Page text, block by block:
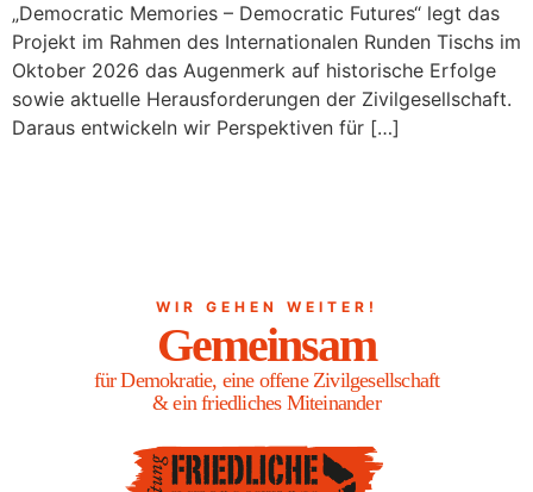
„Democratic Memories – Democratic Futures“ legt das
Projekt im Rahmen des Internationalen Runden Tischs im
Oktober 2026 das Augenmerk auf historische Erfolge
sowie aktuelle Herausforderungen der Zivilgesellschaft.
Daraus entwickeln wir Perspektiven für […]
WIR GEHEN WEITER!
Gemeinsam
für Demokratie, eine offene Zivilgesellschaft
& ein friedliches Miteinander